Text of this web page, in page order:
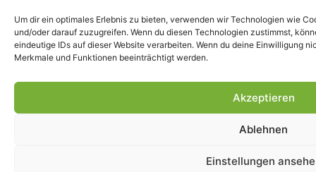
Um dir ein optimales Erlebnis zu bieten, verwenden wir Technologien wie
und/oder darauf zuzugreifen. Wenn du diesen Technologien zustimmst,
eindeutige IDs auf dieser Website verarbeiten. Wenn du deine Einwilligung
Merkmale und Funktionen beeinträchtigt werden.
Akzeptieren
Ablehnen
Einstellungen